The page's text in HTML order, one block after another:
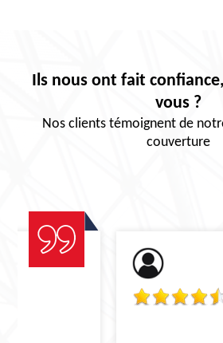
Ils nous ont fait
vous ?
Nos clients témoignent de
couverture